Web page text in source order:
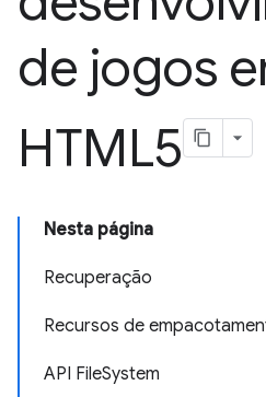
de jogos
HTML5
Nesta página
Recuperação
Recursos de
API FileSystem